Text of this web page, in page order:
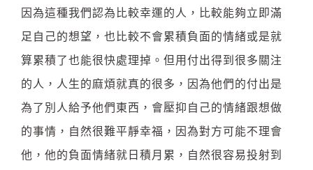
因為這種我們認為比較幸運的人，比較能夠立即滿
足自己的想望，也比較不會累積負面的情緒或是就
算累積了也能很快處理掉。但用付出得到很多關注
的人，人生的麻煩就真的很多，因為他們的付出是
為了別人給予他們東西，會壓抑自己的情緒跟想做
的事情，自然很難平靜幸福，因為對方可能不理會
他，他的負面情緒就日積月累，自然很容易投射到